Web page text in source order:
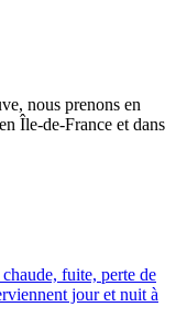
nous prenons en
Île-de-France et dans
fuite, perte de
jour et nuit à